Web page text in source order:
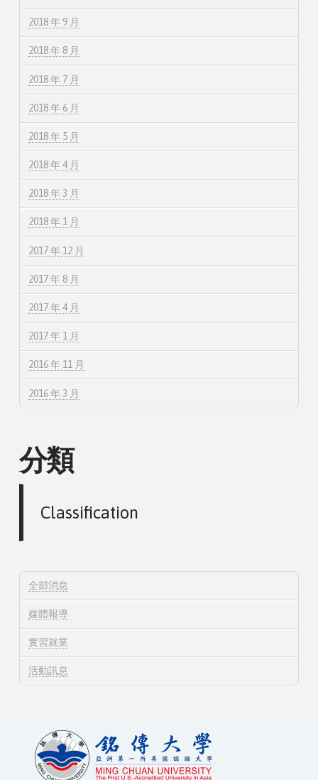
2018 年 9 月
2018 年 8 月
2018 年 7 月
2018 年 6 月
2018 年 5 月
2018 年 4 月
2018 年 3 月
2018 年 1 月
2017 年 12 月
2017 年 8 月
2017 年 4 月
2017 年 1 月
2016 年 11 月
2016 年 3 月
分類
Classification
全部消息
媒體報導
實習就業
活動訊息